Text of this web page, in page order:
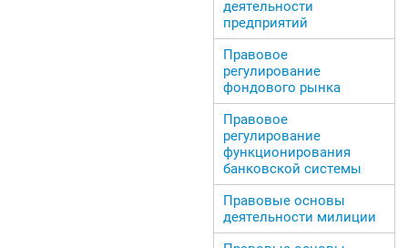
деятельности
предприятий
Правовое
регулирование
фондового рынка
Правовое
регулирование
функционирования
банковской системы
Правовые основы
деятельности милиции